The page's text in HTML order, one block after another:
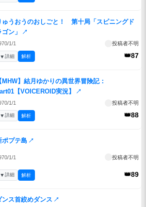
ゅうおうのおしごと！ 第十局「スピニングド
ゴン」
↗
1/1 投稿者不明
👑87
▼詳細 解析
MHW】結月ゆかりの異世界冒険記：
【VOICEROID実況】
↗
1/1 投稿者不明
👑88
▼詳細 解析
ポプテ島 ↗
1/1 投稿者不明
👑89
▼詳細 解析
ンス首絞めダンス ↗